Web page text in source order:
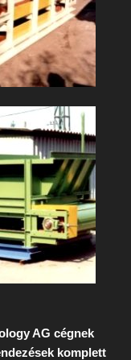
AG cégnek
komplett